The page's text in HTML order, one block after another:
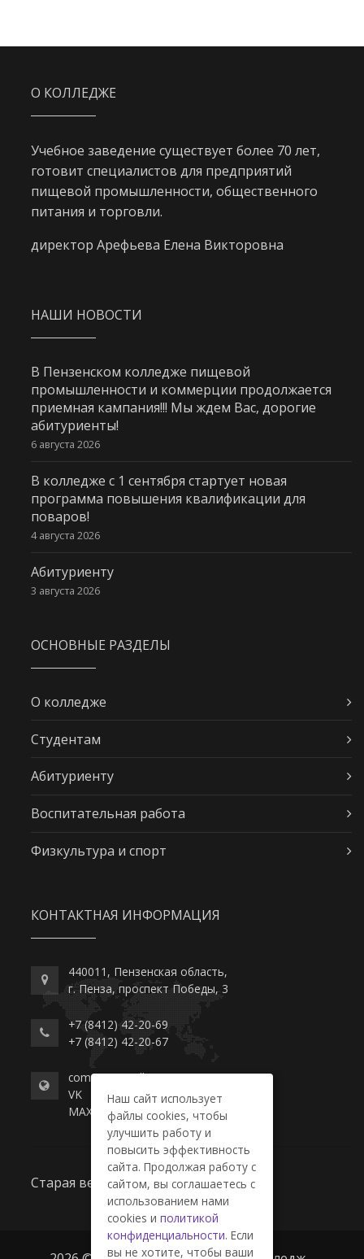
О КОЛЛЕДЖЕ
Учебное заведение существует более 70 лет,
готовит специалистов для предприятий
пищевой промышленности, общественного
питания и торговли.
директор Арефьева Елена Викторовна
НАШИ НОВОСТИ
В Пензенском колледже пищевой
промышленности и коммерции продолжается
приемная кампания!!! Мы ждем Вас, дорогие
абитуриенты!
6 августа 2026
В колледже с 1 сентября стартует новая
программа повышения квалификации для
поваров!
4 августа 2026
Абитуриенту
3 августа 2026
ОСНОВНЫЕ РАЗДЕЛЫ
О колледже
Студентам
Абитуриенту
Воспитательная работа
Физкультура и спорт
КОНТАКТНАЯ ИНФОРМАЦИЯ
440011, Пензенская область,
г. Пенза, проспект Победы, 3
+7 (8412) 42-20-69
+7 (8412) 42-20-67
commerce-college.ru
VK
MAX
Старая версия сайта
Наш сайт использует
файлы cookies, чтобы
улучшить работу и
повысить эффективность
сайта. Продолжая работу с
сайтом, вы соглашаетесь с
использованием нами
cookies и политикой
конфиденциальности. Если
вы не хотите, чтобы ваши